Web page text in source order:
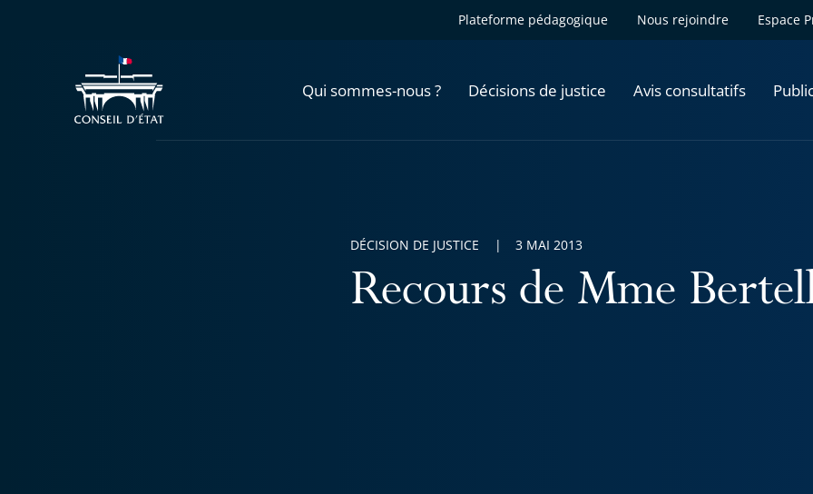
Plateforme pédagogique Nous rejoindre Espace
Qui sommes-nous ? Décisions de justice Avis consultatifs
Recours de Mme
DÉCISION DE JUSTICE 3 MAI 2013